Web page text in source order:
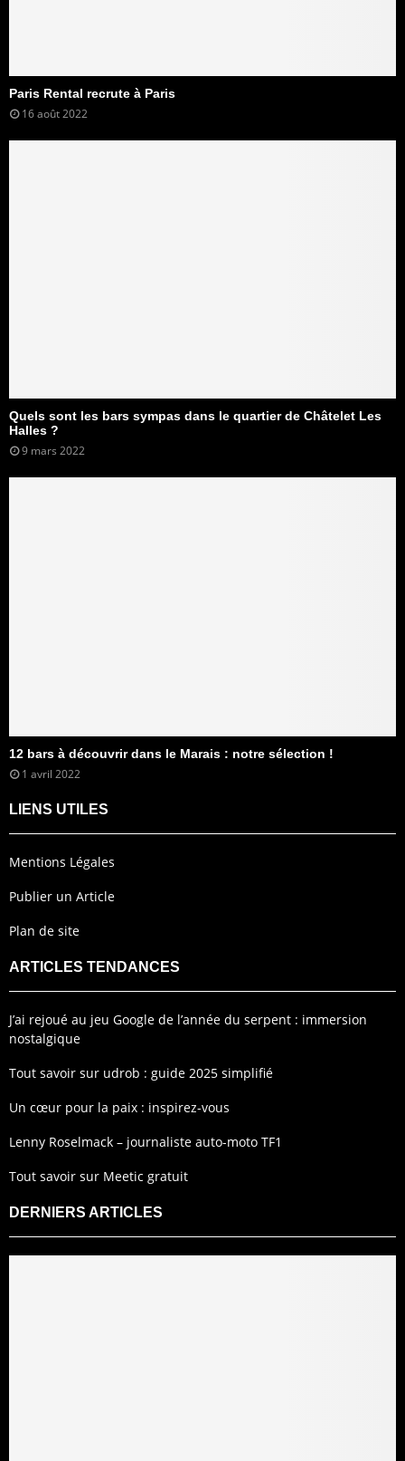
Paris Rental recrute à Paris
16 août 2022
Quels sont les bars sympas dans le quartier de Châtelet Les
Halles ?
9 mars 2022
12 bars à découvrir dans le Marais : notre sélection !
1 avril 2022
LIENS UTILES
Mentions Légales
Publier un Article
Plan de site
ARTICLES TENDANCES
J’ai rejoué au jeu Google de l’année du serpent : immersion
nostalgique
Tout savoir sur udrob : guide 2025 simplifié
Un cœur pour la paix : inspirez-vous
Lenny Roselmack – journaliste auto-moto TF1
Tout savoir sur Meetic gratuit
DERNIERS ARTICLES